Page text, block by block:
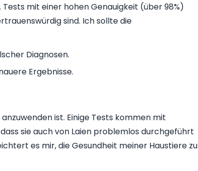
mit einer hohen Genauigkeit (über 98%)
sind. Ich sollte die
Diagnosen.
Ergebnisse.
ist. Einige Tests kommen mit
sie auch von Laien problemlos durchgeführt
es mir, die Gesundheit meiner Haustiere zu